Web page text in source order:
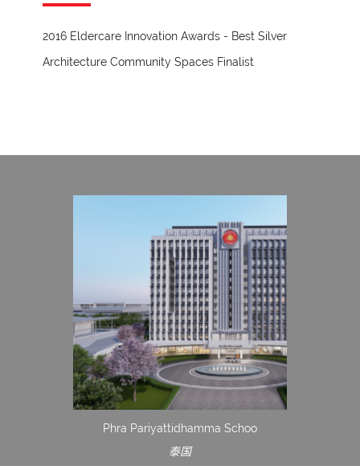
2016 Eldercare Innovation Awards - Best Silver
Architecture Community Spaces Finalist
Phra Pariyattidhamma Schoo
泰国